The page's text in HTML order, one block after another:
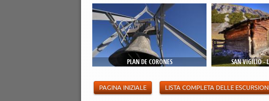
PLAN DE CORONES SAN VIGILIO -
PAGINA INIZIALE LISTA COMPLETA DELLE